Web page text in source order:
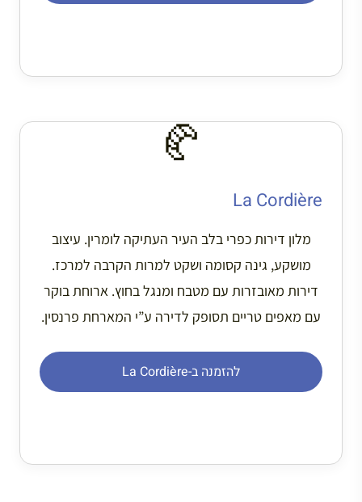
🥐
La Cordière
מלון דירות כפרי בלב העיר העתיקה לומרין. עיצוב
מושקע, גינה קסומה ושקט למרות הקרבה למרכז.
דירות מאובזרות עם מטבח ומנגל בחוץ. ארוחת בוקר
עם מאפים טריים תסופק לדירה ע”י המארחת פרנסין.
להזמנה ב-La Cordière